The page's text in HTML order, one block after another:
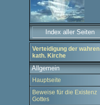
Index aller Seiten
Verteidigung der wahren
kath. Kirche
Allgemein
Hauptseite
Beweise für die Existenz
Gottes